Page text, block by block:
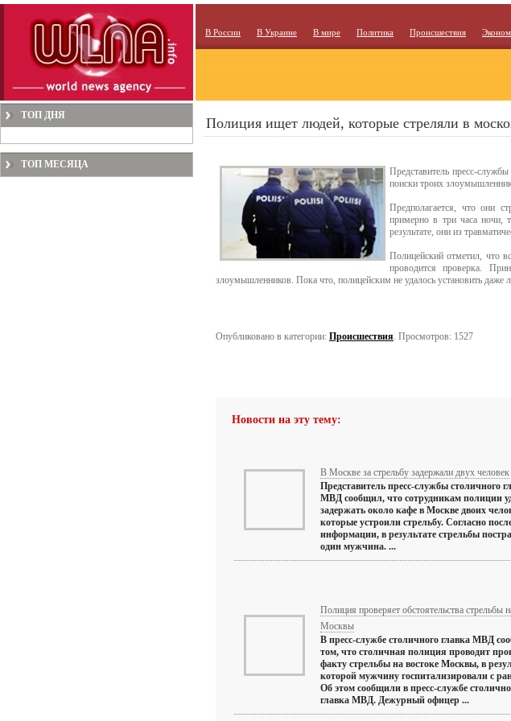
В России В Украине В мире Политика Происшествия
ТОП ДНЯ
ТОП МЕСЯЦА
Полиция ищет людей, которые стреляли в
Представитель пресс-
поиски троих
Предполагается, что они
примерно в три часа ночи,
результате, они из
Полицейский отметил, что
проводится проверка.
злоумышленников. Пока что, полицейским не удалось установить даже
Опубликовано в категории: Происшествия. Просмотров: 1527
Новости на эту тему:
В Москве за стрельбу задержали двух человек
Представитель пресс-службы столичного
МВД сообщил, что сотрудникам полиции
задержать около кафе в Москве двоих
которые устроили стрельбу. Согласно
информации, в результате стрельбы
один мужчина. ...
Полиция проверяет обстоятельства стрельбы
Москвы
В пресс-службе столичного главка МВД
том, что столичная полиция проводит
факту стрельбы на востоке Москвы, в
которой мужчину госпитализировали с
Об этом сообщили в пресс-службе
главка МВД. Дежурный офицер ...